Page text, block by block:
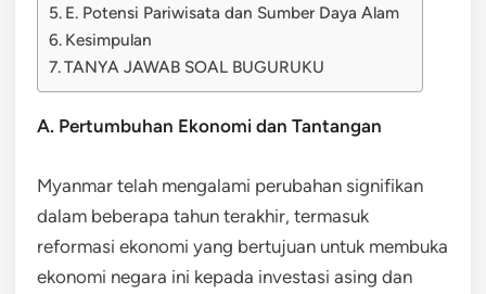
E. Potensi Pariwisata dan Sumber Daya Alam
Kesimpulan
TANYA JAWAB SOAL BUGURUKU
A. Pertumbuhan Ekonomi dan Tantangan
Myanmar telah mengalami perubahan signifikan
dalam beberapa tahun terakhir, termasuk
reformasi ekonomi yang bertujuan untuk membuka
ekonomi negara ini kepada investasi asing dan